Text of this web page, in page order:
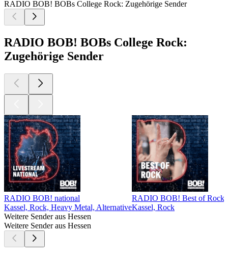
RADIO BOB! BOBs College Rock: Zugehörige Sender
RADIO BOB! BOBs College Rock:
Zugehörige Sender
RADIO BOB! national
Kassel, Rock, Heavy Metal, Alternative
RADIO BOB! Best of Rock
Kassel, Rock
Weitere Sender aus Hessen
Weitere Sender aus Hessen